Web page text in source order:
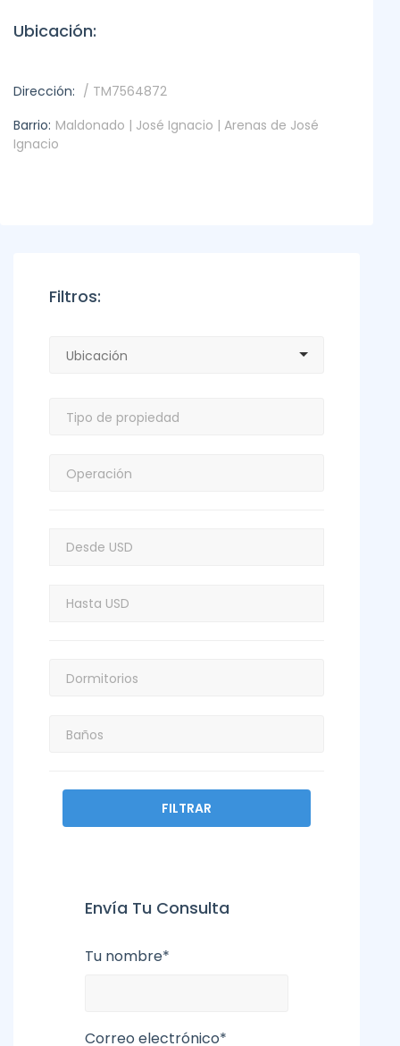
Ubicación:
Dirección: / TM7564872
Barrio: Maldonado | José Ignacio | Arenas de José
Ignacio
Filtros:
FILTRAR
Envía Tu Consulta
Tu nombre*
Correo electrónico*